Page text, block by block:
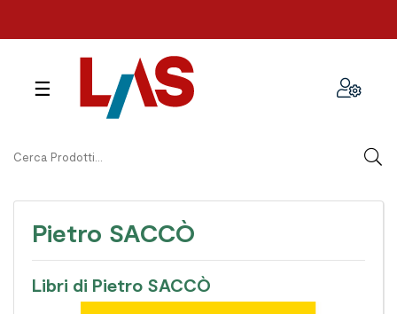
navigazione
☰
Pietro SACCÒ
Libri di Pietro SACCÒ